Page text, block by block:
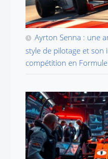
Ayrton Senna : une
style de pilotage et son
compétition en Formule